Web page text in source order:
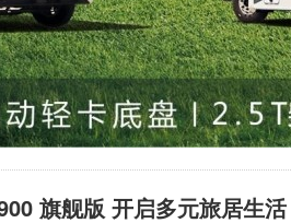
旗舰版 开启多元旅居生活